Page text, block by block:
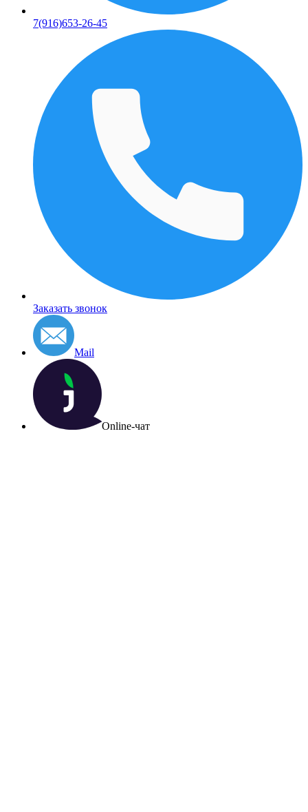
7(916)653-26-45
Заказать звонок
Mail
Online-чат